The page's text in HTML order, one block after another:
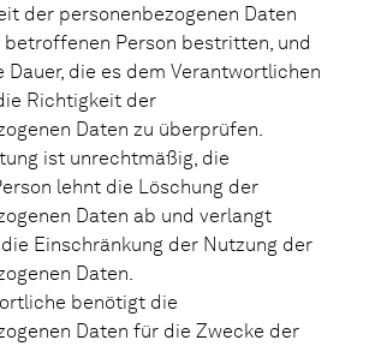
der personenbezogenen Daten
Person bestritten, und
Dauer, die es dem Verantwortlichen
Richtigkeit der
Daten zu überprüfen.
ist unrechtmäßig, die
lehnt die Löschung der
Daten ab und verlangt
Einschränkung der Nutzung der
Daten.
benötigt die
Daten für die Zwecke der